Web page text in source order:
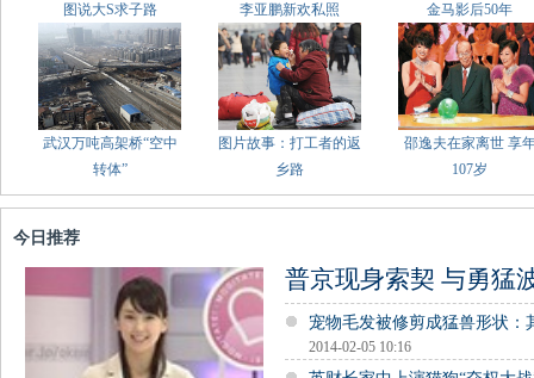
图说大S求子路 李亚鹏新欢私照 金马影后50年
武汉万吨高架桥“空中
转体”
图片故事：打工者的返
乡路
邵逸夫在家离世 享
107岁
今日推荐
普京现身索契 与勇猛
宠物毛发被修剪成猛兽形状：
2014-02-05 10:16